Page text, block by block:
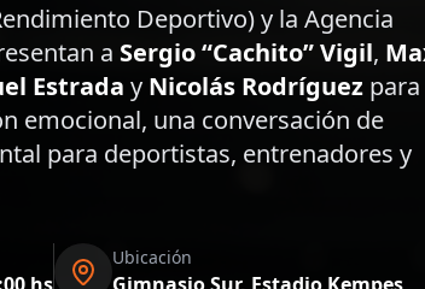
Deportivo) y la Agencia
a Sergio “Cachito” Vigil,
Estrada y Nicolás Rodríguez para
emocional, una conversación de
para deportistas, entrenadores y
hs
Ubicación
Gimnasio Sur, Estadio Kempes